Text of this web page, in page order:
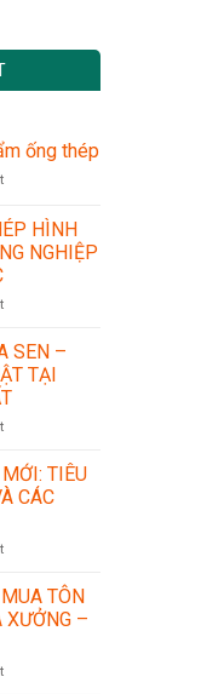
ống thép
ở
hiểu
về
sản
phẩm
ống
HÌNH
NGHIỆP
ở
DỤNG
CỦA
THÉP
HÌNH
TRONG
CÔNG
NGHIỆP
CƠ
CHÍNH
SEN –
TẠI
ở
GIÁ
TÔN
HOA
–
Á
–
VIỆT
TẠI
TIÊU
CÁC
ở
ĐẶT
MÁI
TÔN
TIÊU
TÔN
XƯỞNG –
ở